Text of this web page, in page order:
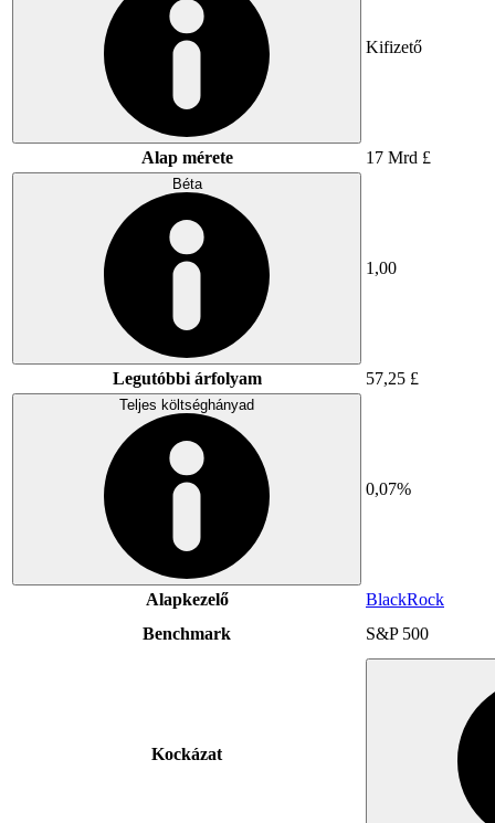
Kifizető
Alap mérete 17 Mrd £
Béta
1,00
Legutóbbi árfolyam 57,25 £
Teljes költséghányad
0,07%
Alapkezelő
BlackRock
Benchmark
S&P 500
Kockázat